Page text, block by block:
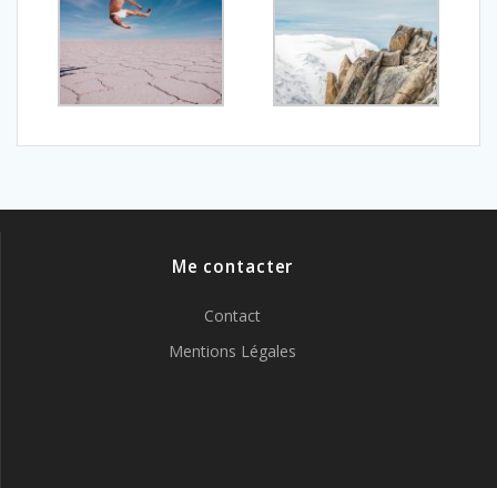
Me contacter
Contact
Mentions Légales